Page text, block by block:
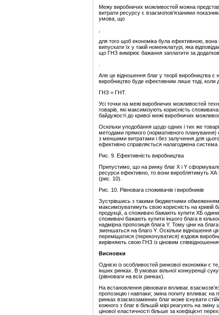
Межу виробничих можливостей можна
витрати ресурсу є взаємопов'язаними
умова, що
для того щоб економіка була ефективною,
випускати їх у такій номенклатурі, яка
що ГНЗ вимірює бажання заплатити за
Але це відношення благ у теорії виробництва
виробництво буде ефективним лише тоді, коли
ГНЗ = ГНТ.
Усі точки на межі виробничих можливостей
товарів, які максимізують корисність
байдужості до кривої межі виробничих
Оскільки уподобання щодо одних і тих же
методами прямого (нормативного планування)
з меншими витратами і без залучення для
ефективно справляється налагоджена система
Рис. 9. Ефективність виробництва
Припустимо, що на ринку благ Х і Y
ресурси ефективно, то вони вироблятимуть XА
(рис. 10).
Рис. 10. Рівновага споживачів і виробників
Зустрівшись з такими бюджетними
максимізуватимуть свою корисність на
продукції, а споживачі бажають купити XБ
споживачі бажають купити іншого блага в
надмірна пропозиція блага Y. Тому ціни на
зменшаться на благо Y. Оскільки відношення
переміщатися (перекочуватися) вздовж
вирівняють свою ГНЗ із ціновим
Висновки
Однією із особливостей ринкової економіки є
інших ринках. В умовах вільної конкуренції
(рівноваги на всіх ринках).
На встановлення рівноваги впливає
пропозицію і навпаки; зміна попиту впливає на
ринках взаємозамінних благ може існувати
кожного з благ в більшій мірі реагують на
цінової еластичності більше за коефіцієнт